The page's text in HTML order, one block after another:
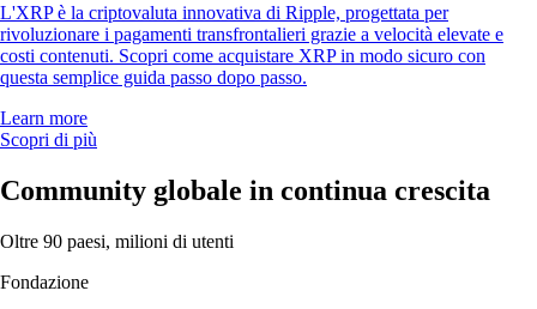
L'XRP è la criptovaluta innovativa di Ripple, progettata per
rivoluzionare i pagamenti transfrontalieri grazie a velocità elevate e
costi contenuti. Scopri come acquistare XRP in modo sicuro con
questa semplice guida passo dopo passo.
Learn more
Scopri di più
Community globale in continua crescita
Oltre 90 paesi, milioni di utenti
Fondazione